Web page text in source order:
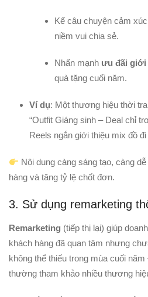
Kể câu chuyện cảm
niềm vui chia sẻ.
Nhấn mạnh ưu đãi giới
quà tặng cuối năm.
Ví dụ: Một thương hiệu thời
“Outfit Giáng sinh – Deal chỉ
Reels ngắn giới thiệu mix đồ
Nội dung càng sáng tạo, càng
hàng và tăng tỷ lệ chốt đơn.
3. Sử dụng remarketing
Remarketing (tiếp thị lại) giúp
khách hàng đã quan tâm nhưng
không thể thiếu trong mùa cuối
thường tham khảo nhiều thương